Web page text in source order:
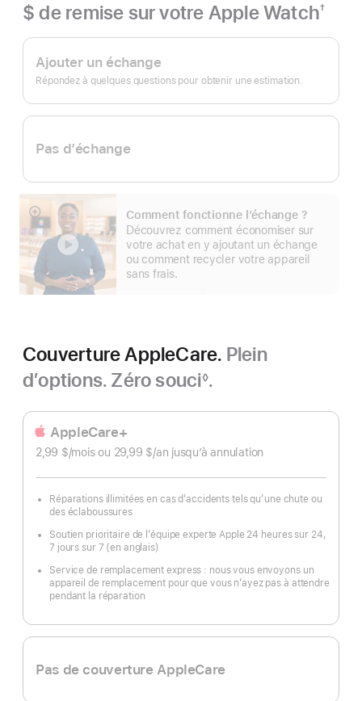
$ de remise sur votre Apple Watch
de
page
†
Apple Trade In.
Ajouter un échange
Répondez à quelques questions pour obtenir une estimation.
Pas d’échange
Comment fonctionne l’échange ?
Découvrez comment économiser sur
votre achat en y ajoutant un échange
ou comment recycler votre appareil
sans frais.
En
montrer
plus
Couverture AppleCare. Plein
d’options. Zéro souci
de
bas
page
◊.
AppleCare+
2,99 $/moispar
ou 29,99 $/an par
jusqu’à annulation
Réparations illimitées en cas d’accidents tels qu’une chute ou
des éclaboussures
Soutien prioritaire de l’équipe experte Apple 24 heures sur 24,
7 jours sur 7 (en anglais)
Service de remplacement express : nous vous envoyons un
appareil de remplacement pour que vous n’ayez pas à attendre
pendant la réparation
Pas de couverture AppleCare